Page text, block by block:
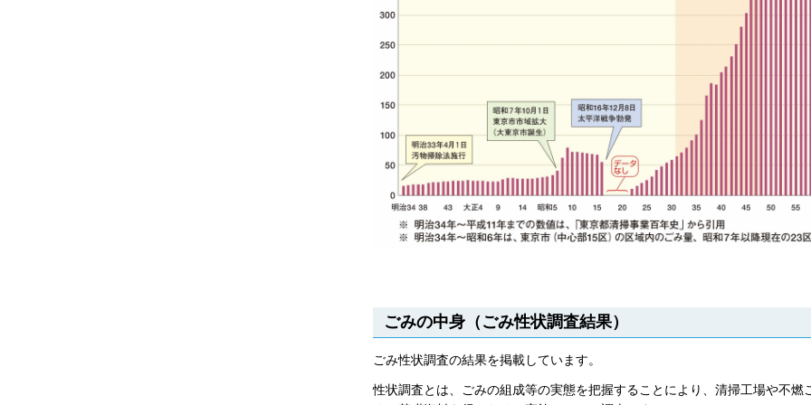
ごみの中身（ごみ性状調査結果）
ごみ性状調査の結果を掲載しています。
性状調査とは、ごみの組成等の実態を把握することにより、清掃工場や不